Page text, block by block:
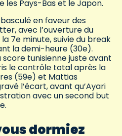
Pays-Bas et le Japon.
en faveur des
avec l’ouverture du
7e minute, suivie du break
la demi-heure (30e).
tunisienne juste avant
le contrôle total après la
(59e) et Mattias
l’écart, avant qu’Ayari
avec un second but
dormiez